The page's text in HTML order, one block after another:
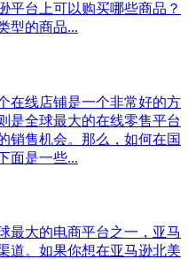
平台上可以购买哪些商品？
型的商品...
在线店铺是一个非常好的方
是全球最大的在线零售平台
销售机会。那么，如何在国
面是一些...
最大的电商平台之一，亚马
道。如果你想在亚马逊北美